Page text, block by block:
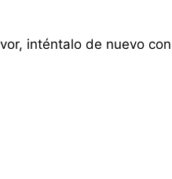
inténtalo de nuevo